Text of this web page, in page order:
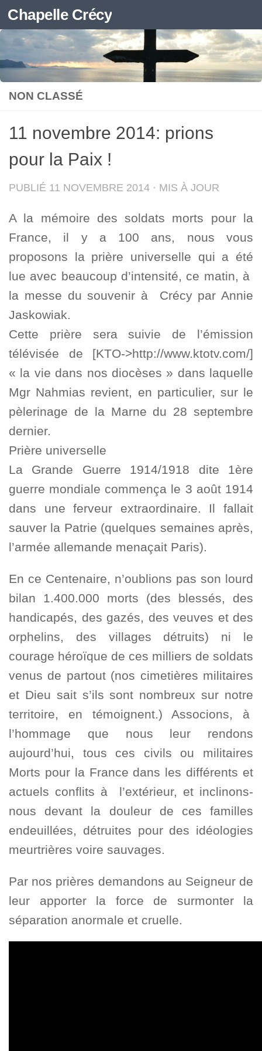
Skip to content
Chapelle Crécy
NON CLASSÉ
11 novembre 2014: prions
pour la Paix !
PUBLIÉ 11 NOVEMBRE 2014 · MIS À JOUR
A la mémoire des soldats morts pour la
France, il y a 100 ans, nous vous
proposons la prière universelle qui a été
lue avec beaucoup d’intensité, ce matin, à
la messe du souvenir à Crécy par Annie
Jaskowiak.
Cette prière sera suivie de l’émission
télévisée de [KTO->http://www.ktotv.com/]
« la vie dans nos diocèses » dans laquelle
Mgr Nahmias revient, en particulier, sur le
pèlerinage de la Marne du 28 septembre
dernier.
Prière universelle
La Grande Guerre 1914/1918 dite 1ère
guerre mondiale commença le 3 août 1914
dans une ferveur extraordinaire. Il fallait
sauver la Patrie (quelques semaines après,
l’armée allemande menaçait Paris).
En ce Centenaire, n’oublions pas son lourd
bilan 1.400.000 morts (des blessés, des
handicapés, des gazés, des veuves et des
orphelins, des villages détruits) ni le
courage héroïque de ces milliers de soldats
venus de partout (nos cimetières militaires
et Dieu sait s’ils sont nombreux sur notre
territoire, en témoignent.) Associons, à
l’hommage que nous leur rendons
aujourd’hui, tous ces civils ou militaires
Morts pour la France dans les différents et
actuels conflits à l’extérieur, et inclinons-
nous devant la douleur de ces familles
endeuillées, détruites pour des idéologies
meurtrières voire sauvages.
Par nos prières demandons au Seigneur de
leur apporter la force de surmonter la
séparation anormale et cruelle.